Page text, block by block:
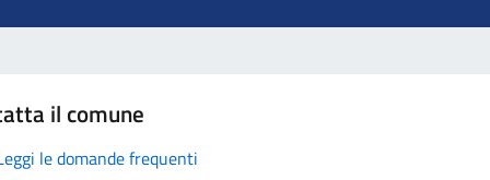
il comune
le domande frequenti